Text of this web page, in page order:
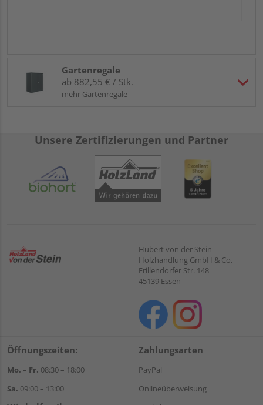
Gartenregale
ab 882,55 € / Stk.
mehr Gartenregale
Unsere Zertifizierungen und Partner
Hubert von der Stein
Holzhandlung GmbH & Co.
Frillendorfer Str. 148
45139 Essen
Öffnungszeiten:
Mo. – Fr. 08:30 – 18:00
Sa. 09:00 – 13:00
Zahlungsarten
PayPal
Onlineüberweisung